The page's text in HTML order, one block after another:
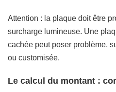
Attention : la plaque doit être
surcharge lumineuse. Une
cachée peut poser problème,
ou customisée.
Le calcul du montant :